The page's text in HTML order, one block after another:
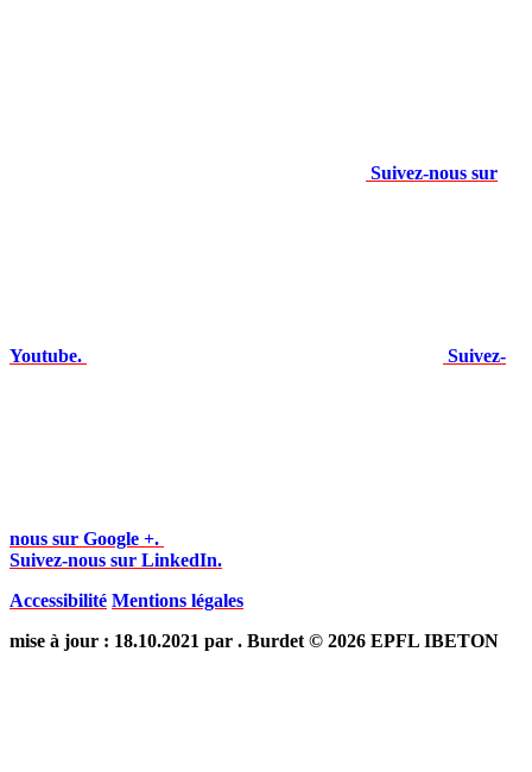
Suivez-nous sur
Youtube. Suivez-
nous sur Google +.
Suivez-nous sur LinkedIn.
Accessibilité Mentions légales
mise à jour : 18.10.2021 par . Burdet © 2026 EPFL IBETON